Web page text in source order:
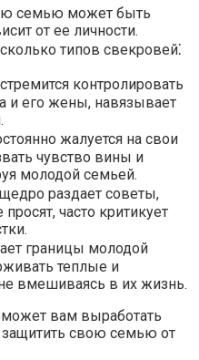
семью может быть
от ее личности.​
типов свекровей⁚
стремится контролировать
и его жены, навязывает
жалуется на свои
чувство вины и
молодой семьей.​
щедро раздает советы,
часто критикует
границы молодой
теплые и
вмешиваясь в их жизнь.​
вам выработать
защитить свою семью от